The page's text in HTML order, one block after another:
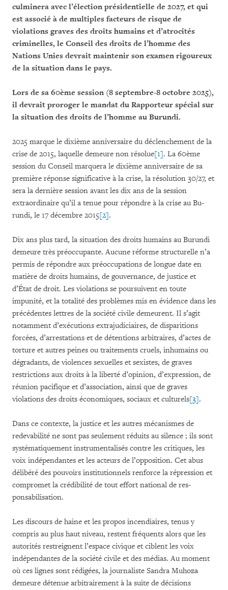
culminera avec l’élection présiden­tielle de 2027, et qui
est associé à de multiples facteurs de ris­que de
violations graves des droits hu­mains et d’atrocités
criminelles, le Conseil des droits de l’homme des
Nations Unies devrait main­tenir son examen rigoureux
de la situation dans le pays.
Lors de sa 60ème session (8 septembre-8 octobre 2025),
il devrait proroger le mandat du Rapporteur spécial sur
la situation des droits de l’homme au Burundi.
2025 marque le dixième anniversaire du déclenchement de la
crise de 2015, laquelle demeure non résolue[1]. La 60ème
session du Conseil marquera le dixième anniversaire de sa
première réponse significative à la crise, la résolution 30/27, et
sera la dernière session avant les dix ans de la session
extraordinaire qu’il a tenue pour répondre à la crise au Bu­
rundi, le 17 décembre 2015[2].
Dix ans plus tard, la situation des droits humains au Burundi
demeure très préoccupante. Aucune réforme structurelle n’a
permis de répondre aux préoccupations de longue date en
matière de droits humains, de gou­vernance, de justice et
d’État de droit. Les violations se poursuivent en toute
impunité, et la totalité des pro­blèmes mis en évidence dans les
précédentes lettres de la société civile demeurent. Il s’agit
notamment d’exécutions extrajudiciaires, de disparitions
forcées, d’arrestations et de détentions arbitraires, d’actes de
torture et autres peines ou traitements cruels, inhumains ou
dégradants, de violences sexuelles et sexistes, de graves
restrictions aux droits à la liberté d’opinion, d’expression, de
réunion pacifique et d’association, ainsi que de graves
violations des droits économiques, sociaux et culturels[3].
Dans ce contexte, la justice et les autres mécanismes de
redevabilité ne sont pas seulement réduits au silence ; ils sont
systématiquement instrumentalisés contre les critiques, les
voix indépendantes et les acteurs de l’opposition. Cet abus
délibéré des pouvoirs institutionnels renforce la répression et
compromet la crédibilité de tout ef­fort national de res­
ponsabilisation.
Les discours de haine et les propos incendiaires, tenus y
compris au plus haut niveau, restent fréquents alors que les
autorités restreignent l’espace civique et ciblent les voix
indépendantes de la société civile et des médias. Au moment
où ces lignes sont rédigées, la journaliste Sandra Muhoza
demeure détenue arbi­trai­­rement à la suite de décisions